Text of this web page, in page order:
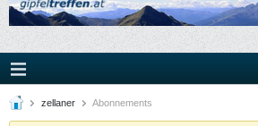
zellaner Abonnements